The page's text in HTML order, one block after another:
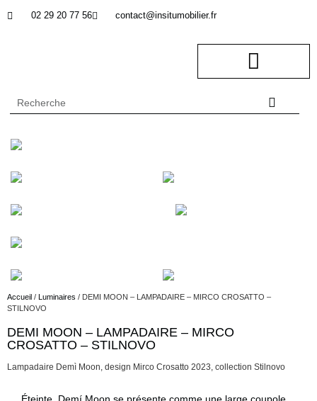
02 29 20 77 56 contact@insitumobilier.fr
Accueil / Luminaires / DEMI MOON – LAMPADAIRE – MIRCO CROSATTO –
STILNOVO
DEMI MOON – LAMPADAIRE – MIRCO
CROSATTO – STILNOVO
Lampadaire Demì Moon, design Mirco Crosatto 2023, collection Stilnovo
Description
Description
Éteinte, Demí Moon se présente comme une large coupole